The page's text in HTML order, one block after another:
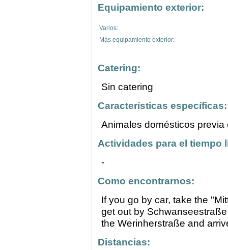
Equipamiento exterior:
Varios:
Más equipamiento exterior:
Catering:
Sin catering
Características específicas:
Animales domésticos previa
Actividades para el tiempo
-
Como encontrarnos:
If you go by car, take the
get out by
the Werinherstraße and
Distancias: